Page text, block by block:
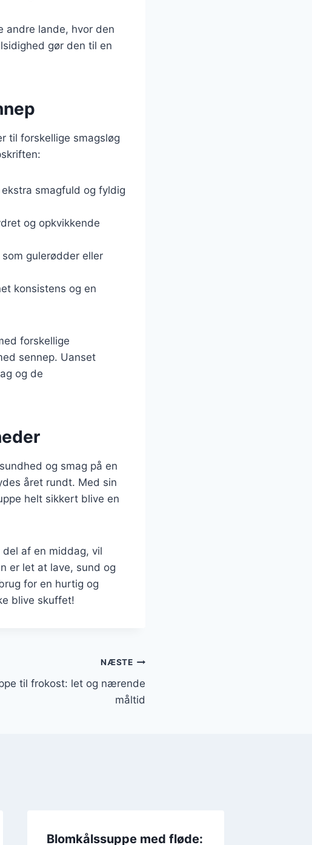
andre lande, hvor den
gør den til en
til forskellige smagsløg
smagfuld og fyldig
og opkvikkende
gulerødder eller
konsistens og en
forskellige
sennep. Uanset
og de
og smag på en
året rundt. Med sin
helt sikkert blive en
af en middag, vil
er let at lave, sund og
for en hurtig og
blive skuffet!
NÆSTE
til frokost: let og nærende
måltid
Blomkålssuppe med fløde: